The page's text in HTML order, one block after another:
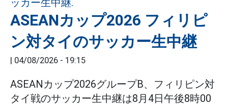
ASEANカップ2026 フィリピ
ン対タイのサッカー生中継
| 04/08/2026 - 19:15
ASEANカップ2026グループB、フィリピン対
タイ戦のサッカー生中継は8月4日午後8時00